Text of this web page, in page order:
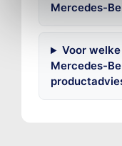
Mercedes-
Voor
Mercedes-